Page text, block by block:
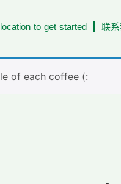
to get started 联
of each coffee (: